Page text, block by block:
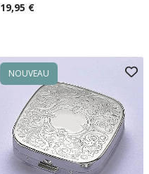
19,95 €
NOUVEAU